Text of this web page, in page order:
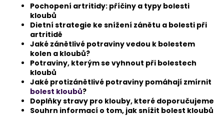
Pochopení artritidy: příčiny a typy bolesti
kloubů
Dietní strategie ke snížení zánětu a bolesti při
artritidě
Jaké zánětlivé potraviny vedou k bolestem
kolen a kloubů?
Potraviny, kterým se vyhnout při bolestech
kloubů
Jaké protizánětlivé potraviny pomáhají zmírnit
bolest kloubů?
Doplňky stravy pro klouby, které doporučujeme
Souhrn informací o tom, jak snížit bolest kloubů